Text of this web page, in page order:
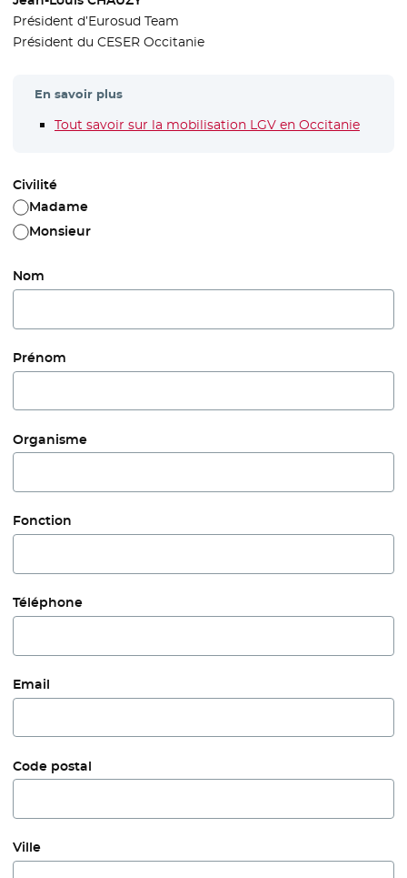
Président d’Eurosud Team
Président du CESER Occitanie
En savoir plus
Tout savoir sur la mobilisation LGV en Occitanie
Civilité
Madame
Monsieur
Nom
Prénom
Organisme
Fonction
Téléphone
Email
Code postal
Ville